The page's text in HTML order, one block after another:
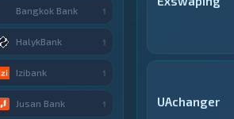
UAchanger
Bangkok Bank 1
HalykBank 1
Izibank 1
Jusan Bank 1